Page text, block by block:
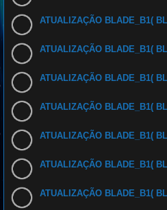
ATUALIZAÇÃO BLADE_B1(
ATUALIZAÇÃO BLADE_B1(
ATUALIZAÇÃO BLADE_B1(
ATUALIZAÇÃO BLADE_B1(
ATUALIZAÇÃO BLADE_B1(
ATUALIZAÇÃO BLADE_B1(
ATUALIZAÇÃO BLADE_B1(